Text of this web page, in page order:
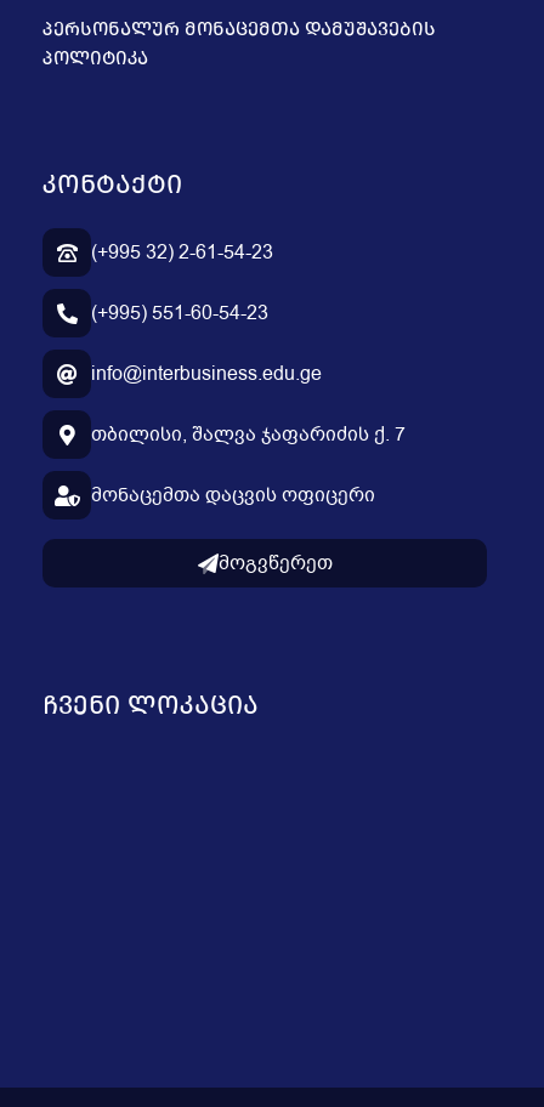
ᲞᲔᲠᲡᲝᲜᲐᲚᲣᲠ ᲛᲝᲜᲐᲪᲔᲛᲗᲐ ᲓᲐᲛᲣᲨᲐᲕᲔᲑᲘᲡ
ᲞᲝᲚᲘᲢᲘᲙᲐ
ᲙᲝᲜᲢᲐᲥᲢᲘ
(+995 32) 2-61-54-23
(+995) 551-60-54-23
info@interbusiness.edu.ge
თბილისი, შალვა ჯაფარიძის ქ. 7
მონაცემთა დაცვის ოფიცერი
მოგვწერეთ
ᲩᲕᲔᲜᲘ ᲚᲝᲙᲐᲪᲘᲐ